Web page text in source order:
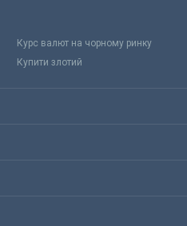
Курс валют на чорному ринку
Купити злотий